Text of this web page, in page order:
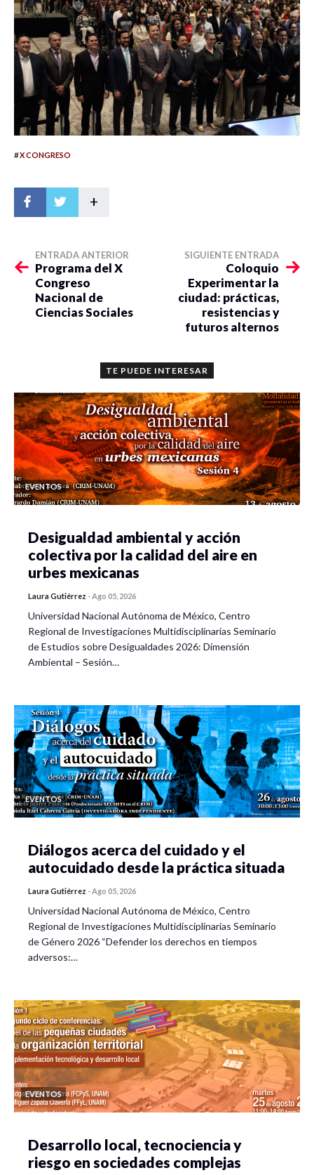
#X CONGRESO
+
ENTRADA ANTERIOR
Programa del X
Congreso
Nacional de
Ciencias Sociales
SIGUIENTE ENTRADA
Coloquio
Experimentar la
ciudad: prácticas,
resistencias y
futuros alternos
TE PUEDE INTERESAR
EVENTOS
Desigualdad ambiental y acción
colectiva por la calidad del aire en
urbes mexicanas
Laura Gutiérrez -Ago 05, 2026
Universidad Nacional Autónoma de México, Centro
Regional de Investigaciones Multidisciplinarias Seminario
de Estudios sobre Desigualdades 2026: Dimensión
Ambiental – Sesión…
EVENTOS
Diálogos acerca del cuidado y el
autocuidado desde la práctica situada
Laura Gutiérrez -Ago 05, 2026
Universidad Nacional Autónoma de México, Centro
Regional de Investigaciones Multidisciplinarias Seminario
de Género 2026 “Defender los derechos en tiempos
adversos:…
EVENTOS
Desarrollo local, tecnociencia y
riesgo en sociedades complejas